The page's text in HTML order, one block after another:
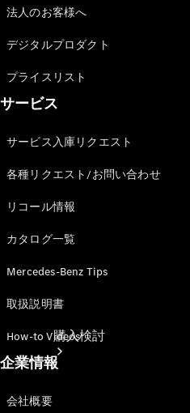
試乗リクエスト
オンラインショールーム
購入検討
法人のお客様へ
デジタルプロダクト
プライスリスト
サービス
サービス入庫リクエスト
各種リクエスト/お問い合わせ
リコール情報
カタログ一覧
Mercedes-Benz Tips
取扱説明書
How-to Videos
企業情報
会社概要